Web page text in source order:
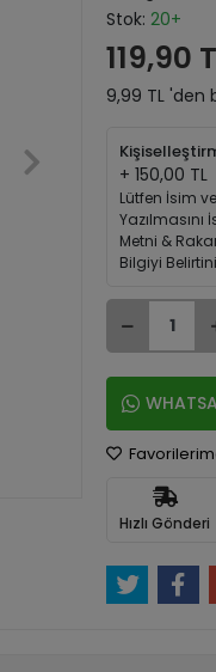
Stok: 20+
119,90
9,99 TL 'den
+ 150,00 TL
Lütfen İsim
Yazılmasını
Metni &
Bilgiyi
Hızlı Gönderi